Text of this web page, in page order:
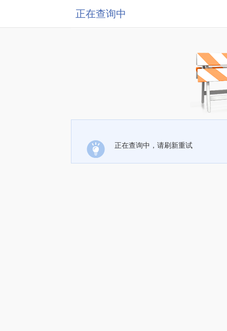
正在查询中
正在查询中，请刷新重试